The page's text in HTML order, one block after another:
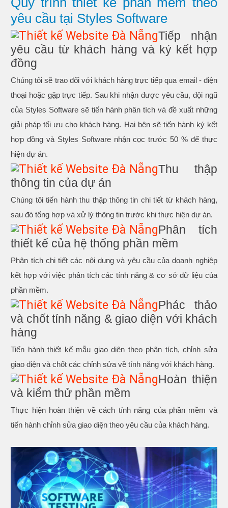
yêu cầu tại Styles Software
Tiếp nhận
yêu cầu từ khách hàng và ký kết hợp
đồng
Chúng tôi sẽ trao đổi với khách hàng trực tiếp qua email - điện
thoại hoặc gặp trực tiếp. Sau khi nhận được yêu cầu, đội ngũ
của Styles Software sẽ tiến hành phân tích và đề xuất những
giải pháp tối ưu cho khách hàng. Hai bên sẽ tiến hành ký kết
hợp đồng và Styles Software nhận cọc trước 50 % để thực
hiện dự án.
Thu thập
thông tin của dự án
Chúng tôi tiến hành thu thập thông tin chi tiết từ khách hàng,
sau đó tổng hợp và xử lý thông tin trước khi thực hiện dự án.
Phân tích
thiết kế của hệ thống phần mềm
Phân tích chi tiết các nội dung và yêu cầu của doanh nghiệp
kết hợp với việc phân tích các tính năng & cơ sở dữ liệu của
phần mềm.
Phác thảo
và chốt tính năng & giao diện với khách
hàng
Tiến hành thiết kế mẫu giao diện theo phân tích, chỉnh sửa
giao diện và chốt các chỉnh sửa về tính năng với khách hàng.
Hoàn thiện
và kiểm thử phần mềm
Thực hiện hoàn thiện về cách tính năng của phần mềm và
tiến hành chỉnh sửa giao diện theo yêu cầu của khách hàng.